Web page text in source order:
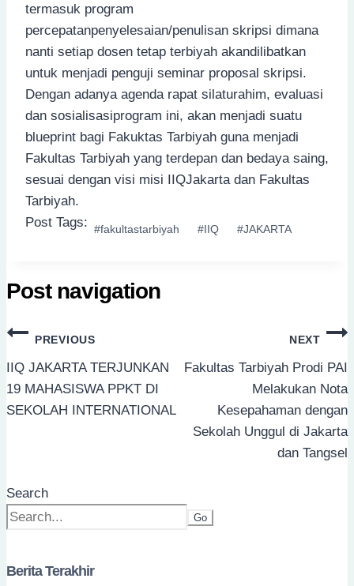
termasuk program
percepatanpenyelesaian/penulisan skripsi dimana
nanti setiap dosen tetap terbiyah akandilibatkan
untuk menjadi penguji seminar proposal skripsi.
Dengan adanya agenda rapat silaturahim, evaluasi
dan sosialisasiprogram ini, akan menjadi suatu
blueprint bagi Fakuktas Tarbiyah guna menjadi
Fakultas Tarbiyah yang terdepan dan bedaya saing,
sesuai dengan visi misi IIQJakarta dan Fakultas
Tarbiyah.
Post Tags:
#fakultastarbiyah # IIQ #JAKARTA
Post navigation
PREVIOUS
IIQ JAKARTA TERJUNKAN
19 MAHASISWA PPKT DI
SEKOLAH INTERNATIONAL
NEXT
Fakultas Tarbiyah Prodi PAI
Melakukan Nota
Kesepahaman dengan
Sekolah Unggul di Jakarta
dan Tangsel
Search
Go
Berita Terakhir